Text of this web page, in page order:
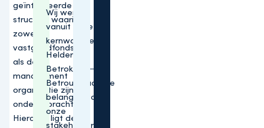
geïntegreerde
structuur waarin
zowel de
vastgoedfondsen
als de
management
organisatie zijn
ondergebracht.
Hierdoor ligt de
Wij werken
vanuit onze
kernwaarden:
Helder –
Betrokken –
Betrouwbaar. De
belangen van
onze
stakeholders